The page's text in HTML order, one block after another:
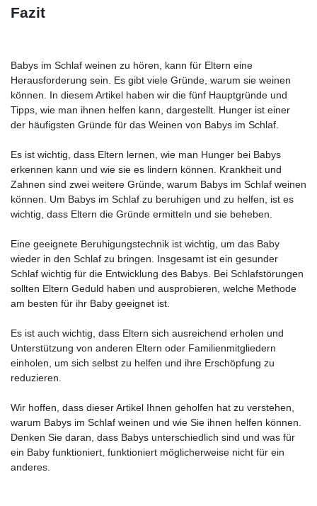
Fazit
Babys im Schlaf weinen zu hören, kann für Eltern eine
Herausforderung sein. Es gibt viele Gründe, warum sie weinen
können. In diesem Artikel haben wir die fünf Hauptgründe und
Tipps, wie man ihnen helfen kann, dargestellt. Hunger ist einer
der häufigsten Gründe für das Weinen von Babys im Schlaf.
Es ist wichtig, dass Eltern lernen, wie man Hunger bei Babys
erkennen kann und wie sie es lindern können. Krankheit und
Zahnen sind zwei weitere Gründe, warum Babys im Schlaf weinen
können. Um Babys im Schlaf zu beruhigen und zu helfen, ist es
wichtig, dass Eltern die Gründe ermitteln und sie beheben.
Eine geeignete Beruhigungstechnik ist wichtig, um das Baby
wieder in den Schlaf zu bringen. Insgesamt ist ein gesunder
Schlaf wichtig für die Entwicklung des Babys. Bei Schlafstörungen
sollten Eltern Geduld haben und ausprobieren, welche Methode
am besten für ihr Baby geeignet ist.
Es ist auch wichtig, dass Eltern sich ausreichend erholen und
Unterstützung von anderen Eltern oder Familienmitgliedern
einholen, um sich selbst zu helfen und ihre Erschöpfung zu
reduzieren.
Wir hoffen, dass dieser Artikel Ihnen geholfen hat zu verstehen,
warum Babys im Schlaf weinen und wie Sie ihnen helfen können.
Denken Sie daran, dass Babys unterschiedlich sind und was für
ein Baby funktioniert, funktioniert möglicherweise nicht für ein
anderes.